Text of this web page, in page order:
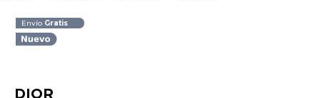
Envío Gratis
DIOR